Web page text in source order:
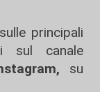
sulle principali
sul canale
, su